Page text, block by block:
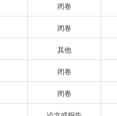
闭卷
闭卷
其他
闭卷
闭卷